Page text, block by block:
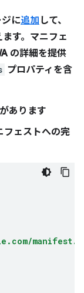
に追加 して、
す。マニフェ
の詳細を提供
プロパティを含
あります
フェストへの完